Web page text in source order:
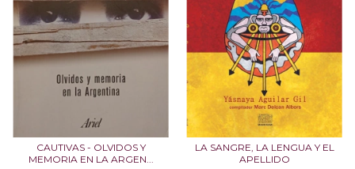
CAUTIVAS - OLVIDOS Y
MEMORIA EN LA ARGEN...
LA SANGRE, LA LENGUA Y EL
APELLIDO